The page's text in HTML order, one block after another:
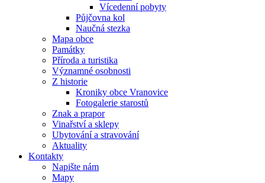
Vícedenní pobyty
Půjčovna kol
Naučná stezka
Mapa obce
Památky
Příroda a turistika
Významné osobnosti
Z historie
Kroniky obce Vranovice
Fotogalerie starostů
Znak a prapor
Vinařství a sklepy
Ubytování a stravování
Aktuality
Kontakty
Napište nám
Mapy